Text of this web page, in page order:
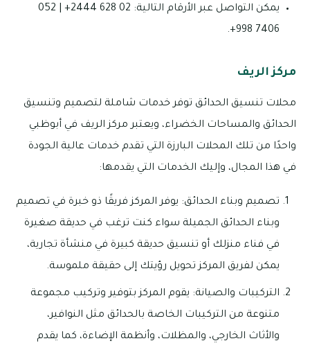
يمكن التواصل عبر الأرقام التالية: 02 628 2444+ | 052
7406 998+.
مركز الريف
محلات تنسيق الحدائق توفر خدمات شاملة لتصميم وتنسيق
الحدائق والمساحات الخضراء، ويعتبر مركز الريف في أبوظبي
واحدًا من تلك المحلات البارزة التي تقدم خدمات عالية الجودة
في هذا المجال، وإليك الخدمات التي يقدمها:
تصميم وبناء الحدائق: يوفر المركز فريقًا ذو خبرة في تصميم
وبناء الحدائق الجميلة سواء كنت ترغب في حديقة صغيرة
في فناء منزلك أو تنسيق حديقة كبيرة في منشأة تجارية،
يمكن لفريق المركز تحويل رؤيتك إلى حقيقة ملموسة.
التركيبات والصيانة: يقوم المركز بتوفير وتركيب مجموعة
متنوعة من التركيبات الخاصة بالحدائق مثل النوافير،
والأثاث الخارجي، والمظلات، وأنظمة الإضاءة، كما يقدم